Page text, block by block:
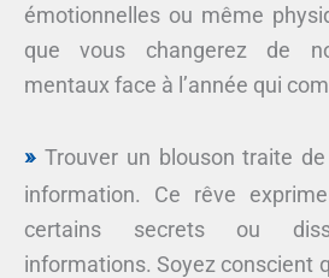
émotionnelles ou même
que vous changerez de
mentaux face à l’année qui
Trouver un blouson traite
information. Ce rêve
certains secrets ou
informations. Soyez conscient